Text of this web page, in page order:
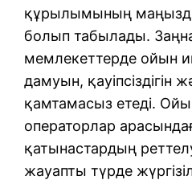
құрылымының
болып табылады.
мемлекеттерде ойын
дамуын, қауіпсіздігін
қамтамасыз етеді.
операторлар
қатынастардың
жауапты түрде